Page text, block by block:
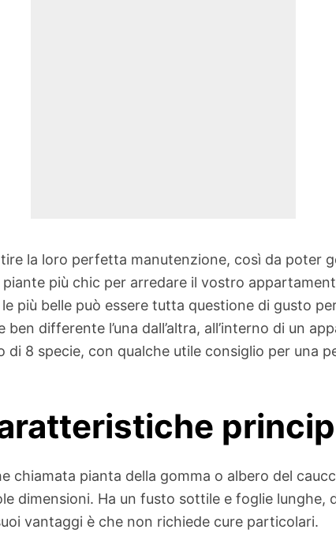
la loro perfetta manutenzione, così da poter
più chic per arredare il vostro
più belle può essere tutta questione di gusto
differente l’una dall’altra, all’interno di un
8 specie, con qualche utile consiglio per una
chiamata pianta della gomma o albero del
dimensioni. Ha un fusto sottile e foglie lunghe,
vantaggi è che non richiede cure particolari.